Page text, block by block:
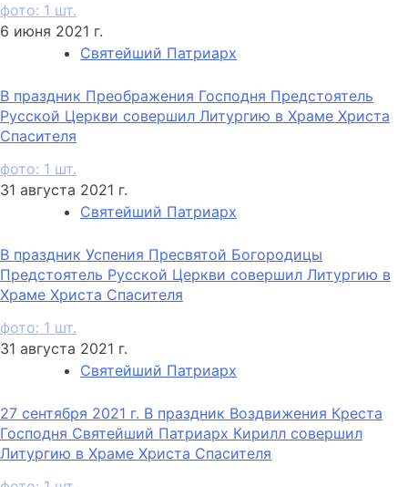
фото: 1 шт.
6 июня 2021 г.
Святейший Патриарх
В праздник Преображения Господня Предстоятель
Русской Церкви совершил Литургию в Храме Христа
Спасителя
фото: 1 шт.
31 августа 2021 г.
Святейший Патриарх
В праздник Успения Пресвятой Богородицы
Предстоятель Русской Церкви совершил Литургию в
Храме Христа Спасителя
фото: 1 шт.
31 августа 2021 г.
Святейший Патриарх
27 сентября 2021 г. В праздник Воздвижения Креста
Господня Святейший Патриарх Кирилл совершил
Литургию в Храме Христа Спасителя